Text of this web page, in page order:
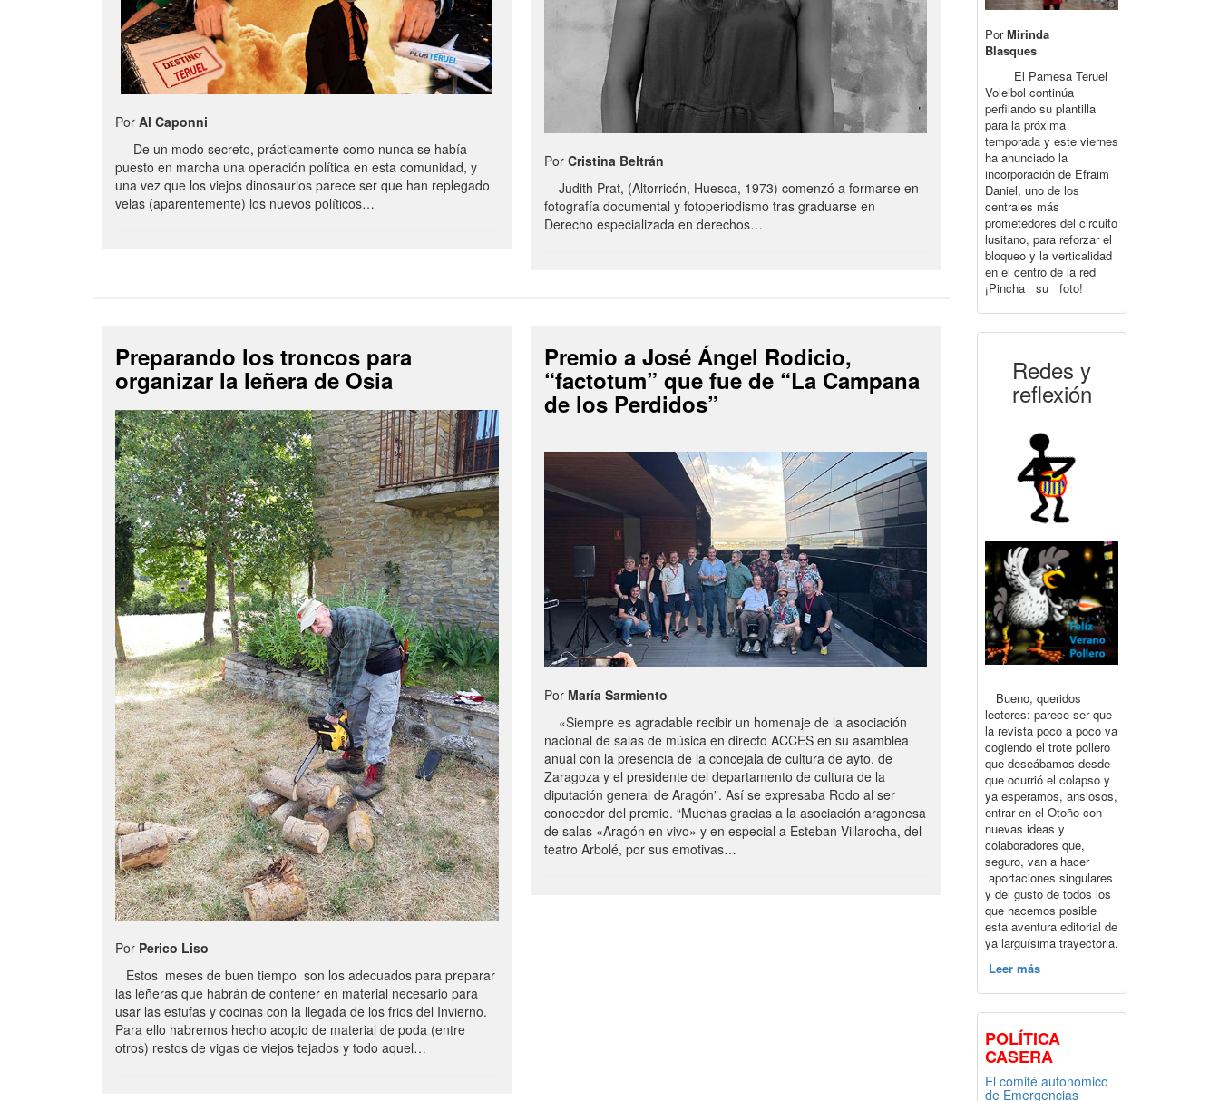
Por Al Caponni
De un modo secreto, prácticamente como nunca se había
puesto en marcha una operación política en esta comunidad, y
una vez que los viejos dinosaurios parece ser que han replegado
velas (aparentemente) los nuevos políticos…
PorCristina Beltrán
Judith Prat, (Altorricón, Huesca, 1973) comenzó a formarse en
fotografía documental y fotoperiodismo tras graduarse en
Derecho especializada en derechos…
Preparando los troncos para
organizar la leñera de Osia
Por Perico Liso
Estos meses de buen tiempo son los adecuados para preparar
las leñeras que habrán de contener en material necesario para
usar las estufas y cocinas con la llegada de los frios del Invierno.
Para ello habremos hecho acopio de material de poda (entre
otros) restos de vigas de viejos tejados y todo aquel…
Premio a José Ángel Rodicio,
“factotum” que fue de “La Campana
de los Perdidos”
Por María Sarmiento
«Siempre es agradable recibir un homenaje de la asociación
nacional de salas de música en directo ACCES en su asamblea
anual con la presencia de la concejala de cultura de ayto. de
Zaragoza y el presidente del departamento de cultura de la
diputación general de Aragón”. Así se expresaba Rodo al ser
conocedor del premio. “Muchas gracias a la asociación aragonesa
de salas «Aragón en vivo» y en especial a Esteban Villarocha, del
teatro Arbolé, por sus emotivas…
PorMirinda
Blasques
El Pamesa Teruel
Voleibol continúa
perfilando su plantilla
para la próxima
temporada y este viernes
ha anunciado la
incorporación de Efraim
Daniel, uno de los
centrales más
prometedores del circuito
lusitano, para reforzar el
bloqueo y la verticalidad
en el centro de la red
¡Pincha su foto!
Redes y
reflexión
Bueno, queridos
lectores: parece ser que
la revista poco a poco va
cogiendo el trote pollero
que deseábamos desde
que ocurrió el colapso y
ya esperamos, ansiosos,
entrar en el Otoño con
nuevas ideas y
colaboradores que,
seguro, van a hacer
aportaciones singulares
y del gusto de todos los
que hacemos posible
esta aventura editorial de
ya larguísima trayectoria.
Leer más
POLÍTICA
CASERA
El comité autonómico
de Emergencias